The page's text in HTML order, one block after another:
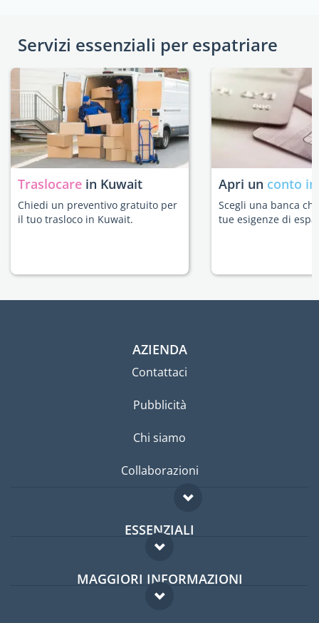
Servizi essenziali per espatriare
Traslocare in Kuwait
Chiedi un preventivo gratuito per
il tuo trasloco in Kuwait.
Apri un conto
Scegli una banca
tue esigenze di
AZIENDA
Contattaci
Pubblicità
Chi siamo
Collaborazioni
ESSENZIALI
Forum per expat
Guida per expat
MAGGIORI INFORMAZIONI
Domande frequenti